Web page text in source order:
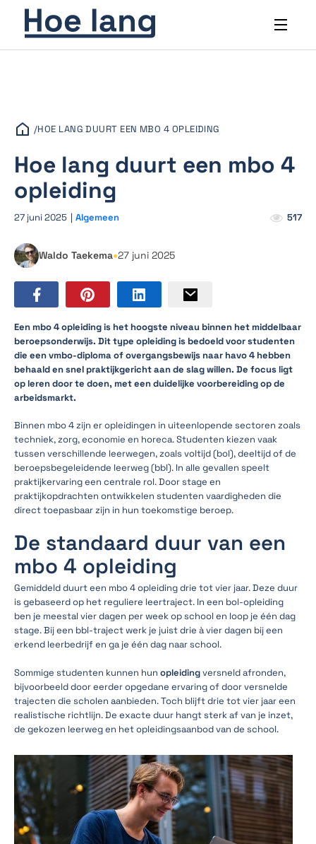
/HOE LANG DUURT EEN MBO 4 OPLEIDING
Hoe lang duurt een mbo 4
opleiding
27 juni 2025 | Algemeen 517
Waldo Taekema•27 juni 2025
Een mbo 4 opleiding is het hoogste niveau binnen het middelbaar
beroepsonderwijs. Dit type opleiding is bedoeld voor studenten
die een vmbo-diploma of overgangsbewijs naar havo 4 hebben
behaald en snel praktijkgericht aan de slag willen. De focus ligt
op leren door te doen, met een duidelijke voorbereiding op de
arbeidsmarkt.
Binnen mbo 4 zijn er opleidingen in uiteenlopende sectoren zoals
techniek, zorg, economie en horeca. Studenten kiezen vaak
tussen verschillende leerwegen, zoals voltijd (bol), deeltijd of de
beroepsbegeleidende leerweg (bbl). In alle gevallen speelt
praktijkervaring een centrale rol. Door stage en
praktijkopdrachten ontwikkelen studenten vaardigheden die
direct toepasbaar zijn in hun toekomstige beroep.
De standaard duur van een
mbo 4 opleiding
Gemiddeld duurt een mbo 4 opleiding drie tot vier jaar. Deze duur
is gebaseerd op het reguliere leertraject. In een bol-opleiding
ben je meestal vier dagen per week op school en loop je één dag
stage. Bij een bbl-traject werk je juist drie à vier dagen bij een
erkend leerbedrijf en ga je één dag naar school.
Sommige studenten kunnen hun opleidingversneld afronden,
bijvoorbeeld door eerder opgedane ervaring of door versnelde
trajecten die scholen aanbieden. Toch blijft drie tot vier jaar een
realistische richtlijn. De exacte duur hangt sterk af van je inzet,
de gekozen leerweg en het opleidingsaanbod van de school.